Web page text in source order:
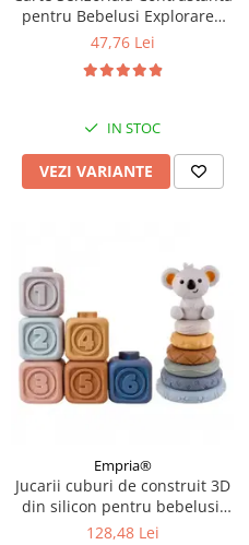
pentru Bebelusi Explorarea
Contrastelor, 18.5 x 15 x 3 cm,
47,76 Lei
IN STOC
VEZI VARIANTE
Empria®
Jucarii cuburi de construit 3D
din silicon pentru bebelusi,
13 cuburi si discuri
128,48 Lei